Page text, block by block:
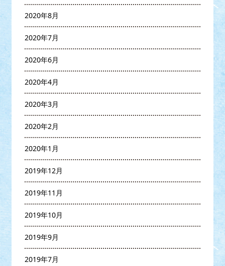
2020年8月
2020年7月
2020年6月
2020年4月
2020年3月
2020年2月
2020年1月
2019年12月
2019年11月
2019年10月
2019年9月
2019年7月